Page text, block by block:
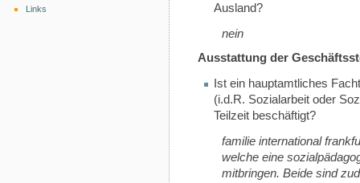
Links
Ausland?
nein
Ausstattung der
Ist ein hauptamtliches
(i.d.R. Sozialarbeit oder
Teilzeit beschäftigt?
familie international
welche eine
mitbringen. Beide sind